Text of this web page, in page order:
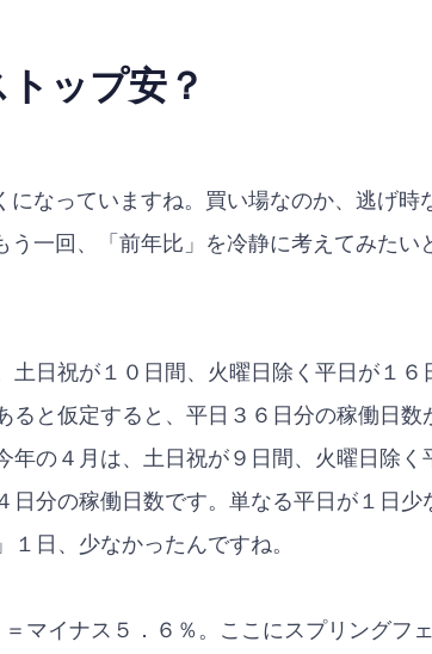
ップ安？
になっていますね。買い場なのか、逃げ時
う一回、「前年比」を冷静に考えてみたい
土日祝が１０日間、火曜日除く平日が１６
ると仮定すると、平日３６日分の稼働日数
年の４月は、土日祝が９日間、火曜日除く
日分の稼働日数です。単なる平日が１日少
日、少なかったんですね。
マイナス５．６％。ここにスプリングフ